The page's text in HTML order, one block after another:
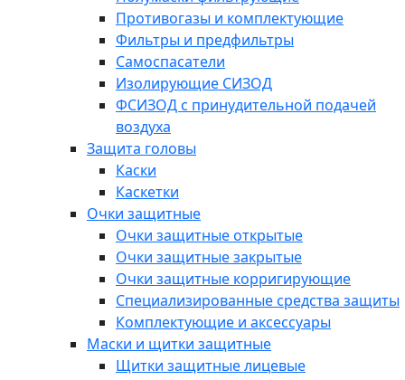
Противогазы и комплектующие
Фильтры и предфильтры
Самоспасатели
Изолирующие СИЗОД
ФСИЗОД с принудительной подачей
воздуха
Защита головы
Каски
Каскетки
Очки защитные
Очки защитные открытые
Очки защитные закрытые
Очки защитные корригирующие
Специализированные средства защиты
Комплектующие и аксессуары
Маски и щитки защитные
Щитки защитные лицевые